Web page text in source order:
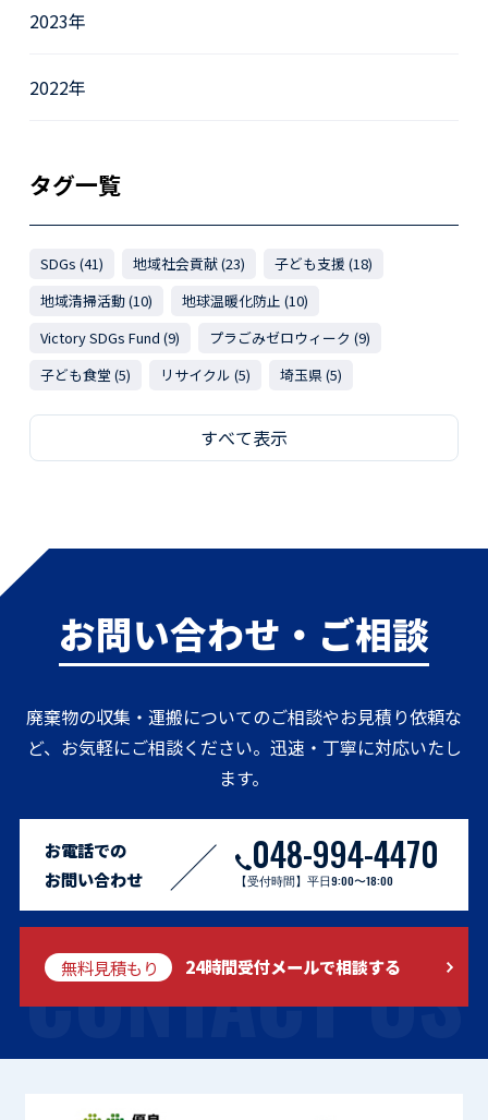
2023年
2022年
タグ一覧
SDGs (41) 地域社会貢献 (23)
子ども支援 (18)
地域清掃活動 (10)
地球温暖化防止 (10)
Victory SDGs Fund (9)
プラごみゼロウィーク (9)
子ども食堂 (5)
リサイクル (5) 埼玉県 (5)
すべて表示
お問い合わせ・ご相談
廃棄物の収集・運搬についてのご相談やお見積り依頼な
ど、お気軽にご相談ください。迅速・丁寧に対応いたし
ます。
CONTACT US
お電話での
お問い合わせ
048-994-4470
【受付時間】平日9:00〜18:00
無料見積もり 24時間受付メールで相談する